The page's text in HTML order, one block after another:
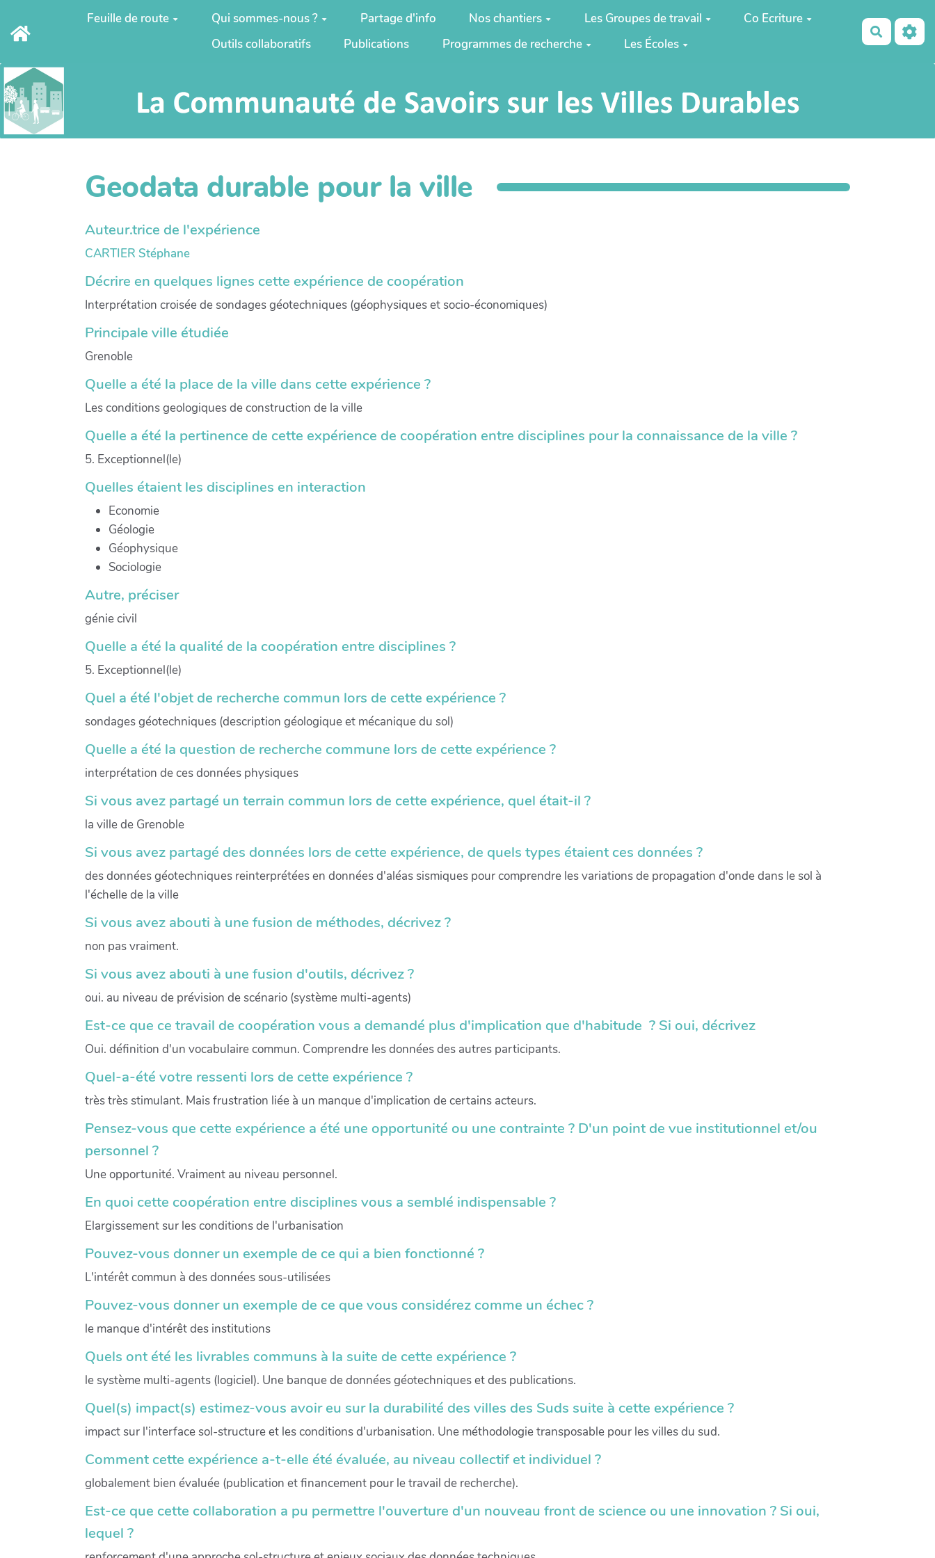
Aller au contenu principal
Feuille de route Qui sommes-nous ? Partage d'info Nos chantiers Les Groupes de travail
Co Ecriture
Outils collaboratifs
Publications Programmes de recherche Les Écoles
Geodata durable pour la ville
Auteur.trice de l'expérience
CARTIER Stéphane
Décrire en quelques lignes cette expérience de coopération
Interprétation croisée de sondages géotechniques (géophysiques et socio-économiques)
Principale ville étudiée
Grenoble
Quelle a été la place de la ville dans cette expérience ?
Les conditions geologiques de construction de la ville
Quelle a été la pertinence de cette expérience de coopération entre disciplines pour la connaissance de la ville ?
5. Exceptionnel(le)
Quelles étaient les disciplines en interaction
Economie
Géologie
Géophysique
Sociologie
Autre, préciser
génie civil
Quelle a été la qualité de la coopération entre disciplines ?
5. Exceptionnel(le)
Quel a été l'objet de recherche commun lors de cette expérience ?
sondages géotechniques (description géologique et mécanique du sol)
Quelle a été la question de recherche commune lors de cette expérience ?
interprétation de ces données physiques
Si vous avez partagé un terrain commun lors de cette expérience, quel était-il ?
la ville de Grenoble
Si vous avez partagé des données lors de cette expérience, de quels types étaient ces données ?
des données géotechniques reinterprétées en données d'aléas sismiques pour comprendre les variations de propagation d'onde dans le sol à
l'échelle de la ville
Si vous avez abouti à une fusion de méthodes, décrivez ?
non pas vraiment.
Si vous avez abouti à une fusion d'outils, décrivez ?
oui. au niveau de prévision de scénario (système multi-agents)
Est-ce que ce travail de coopération vous a demandé plus d'implication que d'habitude ? Si oui, décrivez
Oui. définition d'un vocabulaire commun. Comprendre les données des autres participants.
Quel-a-été votre ressenti lors de cette expérience ?
très très stimulant. Mais frustration liée à un manque d'implication de certains acteurs.
Pensez-vous que cette expérience a été une opportunité ou une contrainte ? D'un point de vue institutionnel et/ou
personnel ?
Une opportunité. Vraiment au niveau personnel.
En quoi cette coopération entre disciplines vous a semblé indispensable ?
Elargissement sur les conditions de l'urbanisation
Pouvez-vous donner un exemple de ce qui a bien fonctionné ?
L'intérêt commun à des données sous-utilisées
Pouvez-vous donner un exemple de ce que vous considérez comme un échec ?
le manque d'intérêt des institutions
Quels ont été les livrables communs à la suite de cette expérience ?
le système multi-agents (logiciel). Une banque de données géotechniques et des publications.
Quel(s) impact(s) estimez-vous avoir eu sur la durabilité des villes des Suds suite à cette expérience ?
impact sur l'interface sol-structure et les conditions d'urbanisation. Une méthodologie transposable pour les villes du sud.
Comment cette expérience a-t-elle été évaluée, au niveau collectif et individuel ?
globalement bien évaluée (publication et financement pour le travail de recherche).
Est-ce que cette collaboration a pu permettre l'ouverture d'un nouveau front de science ou une innovation ? Si oui,
lequel ?